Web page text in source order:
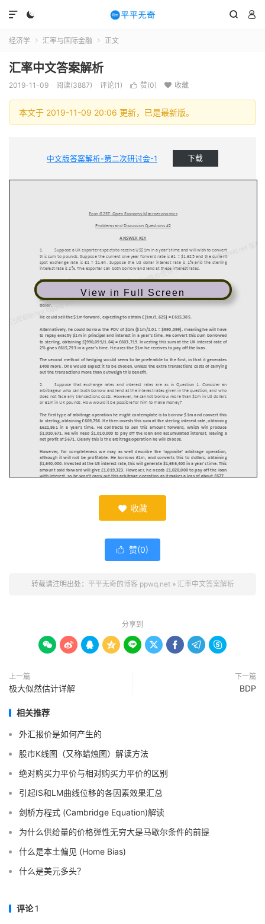
  

经济学  汇率与国际金融  正文
汇率中文答案解析
2019-11-09 阅读(3887) 评论(1)  赞(0)  收藏
本文于 2019-11-09 20:06 更新，已是最新版。
中文版答案解析-第二次研讨会-1 下载
View in Full Screen
 收藏
 赞(0)
转载请注明出处： 平平无奇的博客 ppwq.net» 汇率中文答案解析
分享到
        
上一篇
极大似然估计详解
下一篇
BDP
相关推荐
外汇报价是如何产生的
股市K线图（又称蜡烛图）解读方法
绝对购买力平价与相对购买力平价的区别
引起IS和LM曲线位移的各因素效果汇总
剑桥方程式 (Cambridge Equation)解读
为什么供给量的价格弹性无穷大是马歇尔条件的前提
什么是本土偏见 (Home Bias)
什么是美元多头？
评论1